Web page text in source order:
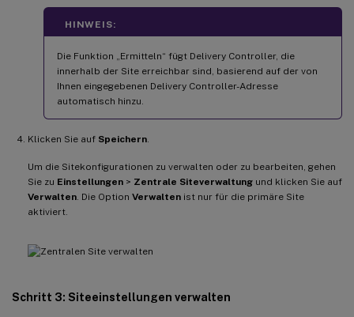
HINWEIS:
Die Funktion „Ermitteln“ fügt Delivery Controller, die
innerhalb der Site erreichbar sind, basierend auf der von
Ihnen eingegebenen Delivery Controller-Adresse
automatisch hinzu.
Klicken Sie auf Speichern
Um die Sitekonfigurationen zu verwalten oder zu bearbeiten, gehen
Sie zu Einstellungen > Zentrale Siteverwaltung und klicken Sie auf
Verwalten . Die Option Verwalten ist nur für die primäre Site
aktiviert.
Schritt 3: Siteeinstellungen verwalten